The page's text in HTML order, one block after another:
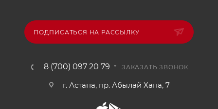
ПОДПИСАТЬСЯ НА РАССЫЛКУ
8 (700) 097 20 79 ЗАКАЗАТЬ ЗВОНОК
г. Астана, пр. Абылай Хана, 7